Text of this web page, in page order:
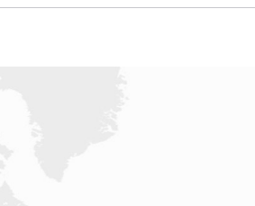
黑龙江省大庆市萨尔图区会战大
黑龙江省牡丹江市东安区太平
黑龙江省七台河市桃山区大同
黑龙江省齐齐哈尔市龙沙区龙